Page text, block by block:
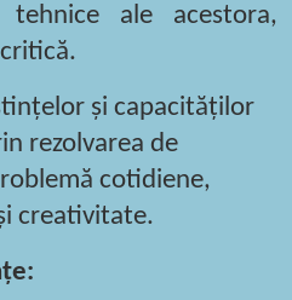
ale acestora,
și capacităților
rezolvarea de
cotidiene,
creativitate.
: